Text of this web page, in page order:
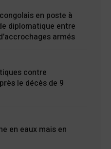
en poste à
diplomatique entre
armés
contre
le décès de 9
en eaux mais en